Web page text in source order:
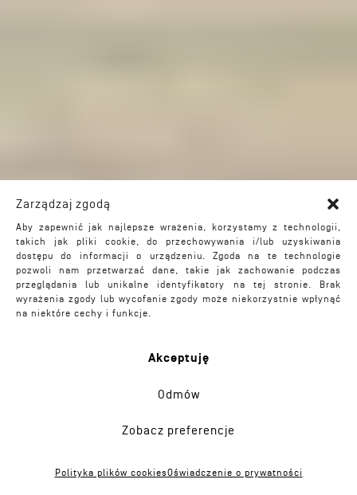
Zarządzaj zgodą
Aby zapewnić jak najlepsze wrażenia, korzystamy z technologii,
takich jak pliki cookie, do przechowywania i/lub uzyskiwania
dostępu do informacji o urządzeniu. Zgoda na te technologie
pozwoli nam przetwarzać dane, takie jak zachowanie podczas
przeglądania lub unikalne identyfikatory na tej stronie. Brak
wyrażenia zgody lub wycofanie zgody może niekorzystnie wpłynąć
na niektóre cechy i funkcje.
Akceptuję
Odmów
Zobacz preferencje
Polityka plików cookiesOświadczenie o prywatności
Dworzec Częstochowa Główna